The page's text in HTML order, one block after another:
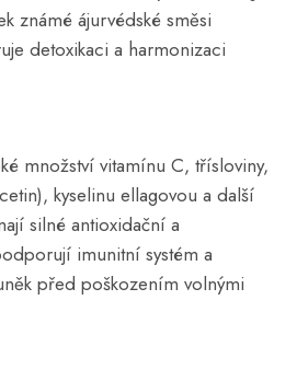
známé ájurvédské směsi
detoxikaci a harmonizaci
množství vitamínu C, třísloviny,
kyselinu ellagovou a další
silné antioxidační a
imunitní systém a
před poškozením volnými